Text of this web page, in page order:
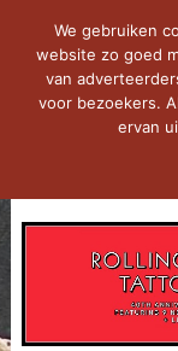
We gebruiken
website zo goed
van
voor bezoekers.
ervan